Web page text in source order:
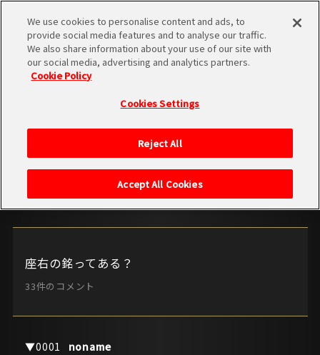
HOMEに戻る
FORUM
〜フォーラム〜
座右の銘ってある？
33件のコメント
noname
We use cookies to personalise content and ads, to
provide social media features and to analyse our traffic.
We also share information about your use of our site with
our social media, advertising and analytics partners.
Cookie Policy
Cookies Settings
Reject All
Accept All Cookies